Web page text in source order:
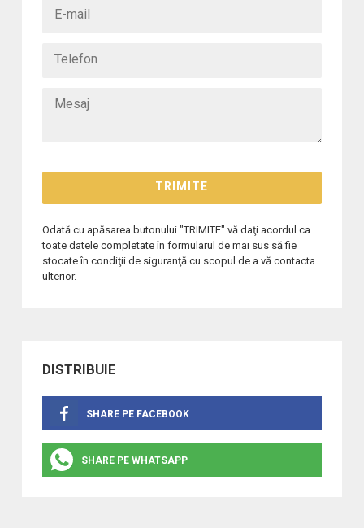
Odată cu apăsarea butonului "TRIMITE" vă daţi acordul ca
toate datele completate în formularul de mai sus să fie
stocate în condiţii de siguranţă cu scopul de a vă contacta
ulterior.
DISTRIBUIE
SHARE PE FACEBOOK
SHARE PE WHATSAPP